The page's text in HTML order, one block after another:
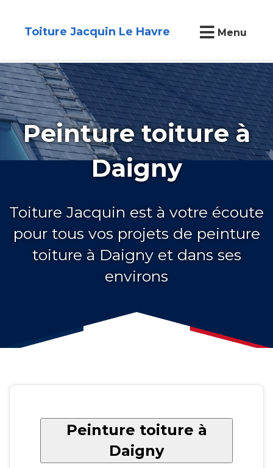
Toiture Jacquin Le Havre Menu
Peinture toiture à
Daigny
Toiture Jacquin est à votre écoute
pour tous vos projets de peinture
toiture à Daigny et dans ses
environs
Peinture toiture à
Daigny